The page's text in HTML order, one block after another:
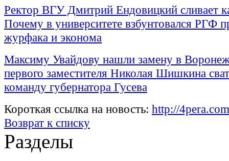
Ректор ВГУ Дмитрий Ендовицкий сливает
Почему в университете взбунтовался РГФ
журфака и эконома
Максиму Увайдову нашли замену в
первого заместителя Николая Шишкина
команду губернатора Гусева
Короткая ссылка на новость: http://
Возврат к списку
Разделы